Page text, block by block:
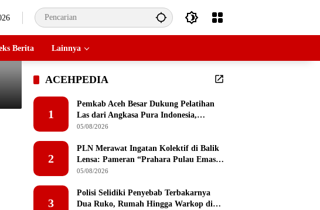
Berita Lainnya
ACEHPEDIA
1
Pemkab Aceh Besar Dukung Pelatihan
Las dari Angkasa Pura Indonesia,
Peserta Dapat Mesin Las Gratis Usai
05/08/2026
2
PLN Merawat Ingatan Kolektif di Balik
Lensa: Pameran “Prahara Pulau Emas”
Singgah di Serambi Mekkah
05/08/2026
3
Polisi Selidiki Penyebab Terbakarnya
Dua Ruko, Rumah Hingga Warkop di